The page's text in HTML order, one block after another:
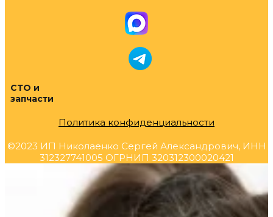
СТО и
запчасти
Политика конфиденциальности
©2023 ИП Николаенко Сергей Александрович, ИНН
312327741005 ОГРНИП 320312300020421